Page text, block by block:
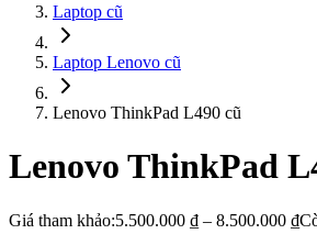
Laptop cũ
Laptop Lenovo cũ
Lenovo ThinkPad L490 cũ
Lenovo ThinkPad
Giá tham khảo:5.500.000 ₫ – 8.500.000 ₫